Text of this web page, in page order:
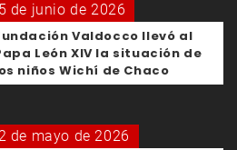
de junio de 2026
Valdocco llevó al
León XIV la situación de
niños Wichí de Chaco
de mayo de 2026